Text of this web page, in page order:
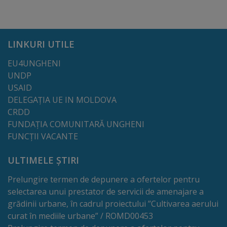
Bugetare
participativă
Utile
Transport
Rețeaua
transportului
public
Lista
stațiilor
LINKURI UTILE
EU4UNGHENI
UNDP
USAID
DELEGAȚIA UE IN MOLDOVA
CRDD
FUNDAȚIA COMUNITARĂ UNGHENI
FUNCȚII VACANTE
ULTIMELE ȘTIRI
Prelungire termen de depunere a ofertelor pentru
selectarea unui prestator de servicii de amenajare a
grădinii urbane, în cadrul proiectului ”Cultivarea aerului
curat în mediile urbane” / ROMD00453